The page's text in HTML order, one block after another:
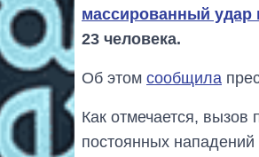
массированный удар
23 человека.
Об этом сообщила
Как отмечается,
постоянных нападений